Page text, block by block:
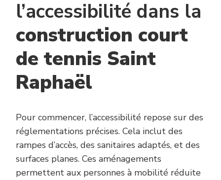
l’accessibilité dans la
construction court
de tennis Saint
Raphaël
Pour commencer, l’accessibilité repose sur des
réglementations précises. Cela inclut des
rampes d’accès, des sanitaires adaptés, et des
surfaces planes. Ces aménagements
permettent aux personnes à mobilité réduite